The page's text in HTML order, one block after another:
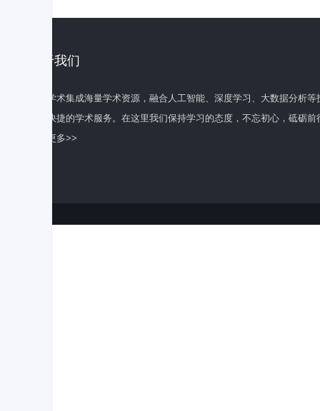
关于我们
百度学术集成海量学术资源，融合人工智能、深度学习、大数据分析
全面快捷的学术服务。在这里我们保持学习的态度，不忘初心，砥砺前
了解更多>>